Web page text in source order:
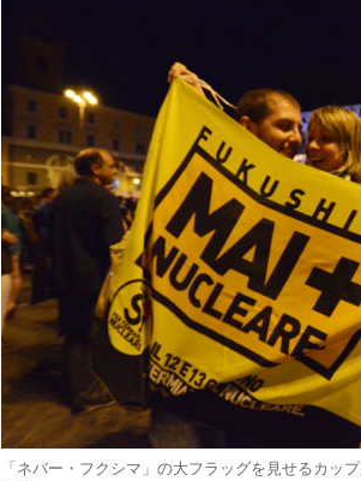
「ネバー・フクシマ」の大フラッグを見せるカ